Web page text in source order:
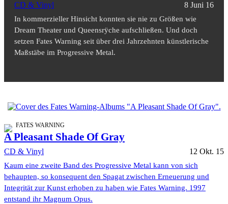
CD & Vinyl 8 Juni 16
In kommerzieller Hinsicht konnten sie nie zu Größen wie
Dream Theater und Queensrÿche aufschließen. Und doch
setzen Fates Warning seit über drei Jahrzehnten künstlerische
Maßstäbe im Progressive Metal.
FATES WARNING
A Pleasant Shade Of Gray
CD & Vinyl 12 Okt. 15
Kaum eine zweite Band des Progressive Metal kann von sich
behaupten, so konsequent den Spagat zwischen Erneuerung und
Integrität zur Kunst erhoben zu haben wie Fates Warning. 1997
entstand ihr Magnum Opus.